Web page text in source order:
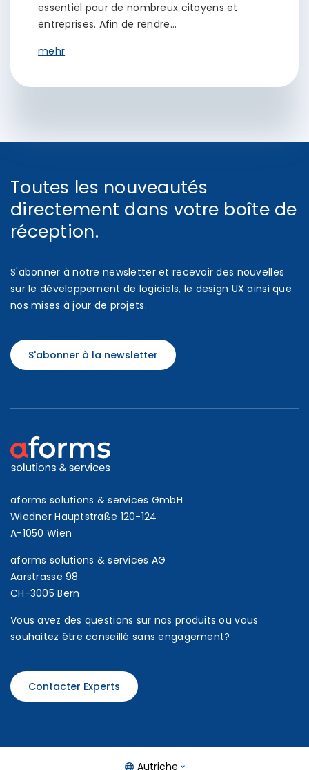
essentiel pour de nombreux citoyens et
entreprises. Afin de rendre…
mehr
Toutes les nouveautés
directement dans votre boîte de
réception.
S'abonner à notre newsletter et recevoir des nouvelles
sur le développement de logiciels, le design UX ainsi que
nos mises à jour de projets.
S'abonner à la newsletter
aforms solutions & services GmbH
Wiedner Hauptstraße 120-124
A-1050 Wien
aforms solutions & services AG
Aarstrasse 98
CH-3005 Bern
Vous avez des questions sur nos produits ou vous
souhaitez être conseillé sans engagement?
Contacter Experts
Autriche